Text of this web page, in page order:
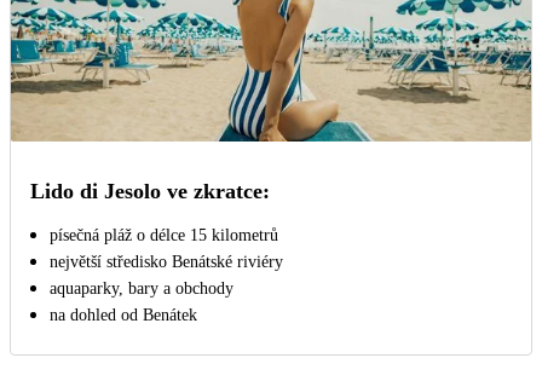
Lido di Jesolo ve zkratce:
písečná pláž o délce 15 kilometrů
největší středisko Benátské riviéry
aquaparky, bary a obchody
na dohled od Benátek